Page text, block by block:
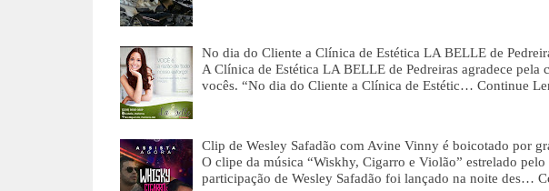
No dia do Cliente a Clínica de Estética LA BELLE de
A Clínica de Estética LA BELLE de Pedreiras agradece pela
vocês. “No dia do Cliente a Clínica de Estétic… Continue
Clip de Wesley Safadão com Avine Vinny é boicotado por
O clipe da música “Wiskhy, Cigarro e Violão” estrelado
participação de Wesley Safadão foi lançado na noite des…